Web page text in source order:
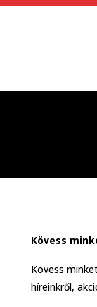
Kövess
Kövess
híreinkről,